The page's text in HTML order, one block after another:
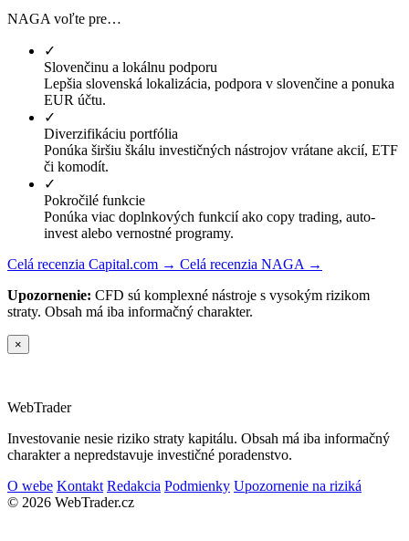
NAGA voľte pre…
✓
Slovenčinu a lokálnu podporu
Lepšia slovenská lokalizácia, podpora v slovenčine a ponuka
EUR účtu.
✓
Diverzifikáciu portfólia
Ponúka širšiu škálu investičných nástrojov vrátane akcií, ETF
či komodít.
✓
Pokročilé funkcie
Ponúka viac doplnkových funkcií ako copy trading, auto-
invest alebo vernostné programy.
Celá recenzia Capital.com → Celá recenzia NAGA →
Upozornenie: CFD sú komplexné nástroje s vysokým rizikom
straty. Obsah má iba informačný charakter.
×
WebTrader
Investovanie nesie riziko straty kapitálu. Obsah má iba informačný
charakter a nepredstavuje investičné poradenstvo.
O webe Kontakt Redakcia Podmienky Upozornenie na riziká
© 2026 WebTrader.cz